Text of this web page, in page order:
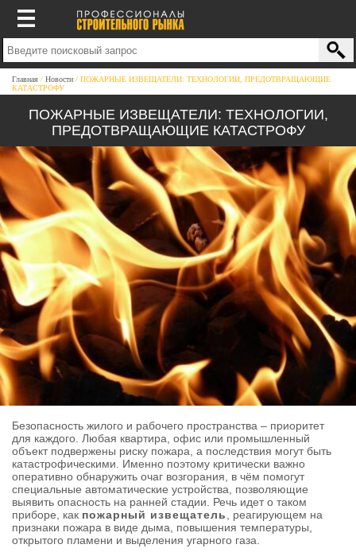
Главная Новости
ПОЖАРНЫЕ ИЗВЕЩАТЕЛИ: ТЕХНОЛОГИИ, ПРЕДОТВРАЩАЮЩИЕ
КАТАСТРОФУ
ПОЖАРНЫЕ ИЗВЕЩАТЕЛИ: ТЕХНОЛОГИИ,
ПРЕДОТВРАЩАЮЩИЕ КАТАСТРОФУ
Безопасность жилого и рабочего пространства – приоритет
для каждого. Любая квартира, офис или промышленный
объект подвержены риску пожара, а последствия могут быть
катастрофическими. Именно поэтому критически важно
оперативно обнаружить очаг возгорания, в чём помогут
специальные автоматические устройства, позволяющие
выявить опасность на ранней стадии. Речь идет о таком
приборе, как пожарный извещатель
, реагирующем на
признаки пожара в виде дыма, повышения температуры,
открытого пламени и выделения угарного газа.